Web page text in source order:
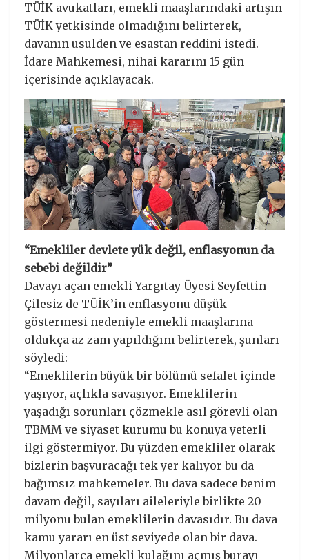
TÜİK avukatları, emekli maaşlarındaki artışın
TÜİK yetkisinde olmadığını belirterek,
davanın usulden ve esastan reddini istedi.
İdare Mahkemesi, nihai kararını 15 gün
içerisinde açıklayacak.
“Emekliler devlete yük değil, enflasyonun da
sebebi değildir”
Davayı açan emekli Yargıtay Üyesi Seyfettin
Çilesiz de TÜİK’in enflasyonu düşük
göstermesi nedeniyle emekli maaşlarına
oldukça az zam yapıldığını belirterek, şunları
söyledi:
“Emeklilerin büyük bir bölümü sefalet içinde
yaşıyor, açlıkla savaşıyor. Emeklilerin
yaşadığı sorunları çözmekle asıl görevli olan
TBMM ve siyaset kurumu bu konuya yeterli
ilgi göstermiyor. Bu yüzden emekliler olarak
bizlerin başvuracağı tek yer kalıyor bu da
bağımsız mahkemeler. Bu dava sadece benim
davam değil, sayıları aileleriyle birlikte 20
milyonu bulan emeklilerin davasıdır. Bu dava
kamu yararı en üst seviyede olan bir dava.
Milyonlarca emekli kulağını açmış burayı